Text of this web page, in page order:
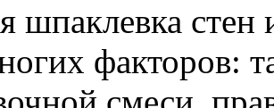
шпаклевка стен
факторов: